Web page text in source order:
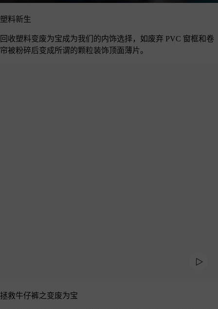
塑料新生
回收塑料变废为宝成为我们的内饰选择，如废弃 PVC 窗框和卷
帘被粉碎后变成所谓的颗粒装饰顶面薄片。
拯救牛仔裤之变废为宝